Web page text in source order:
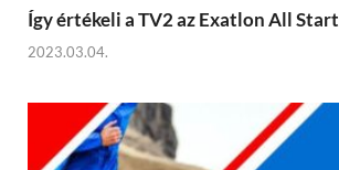
Így értékeli a TV2 az Exatlon All Start
2023.03.04.